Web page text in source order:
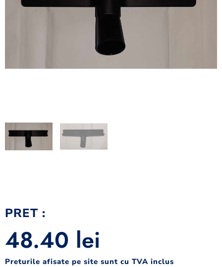
PRET :
48.40 lei
Preturile afisate pe site sunt cu TVA inclus